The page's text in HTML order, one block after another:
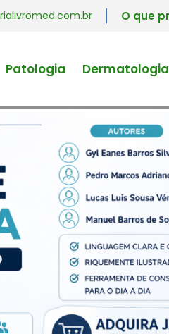
Patologia Dermatologia